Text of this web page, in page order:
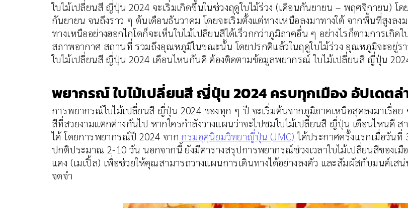
ใบไม้เปลี่ยนสี ญี่ปุ่น 2024 จะเริ่มเกิดขึ้นในช่วงฤดูใบไม้ร่วง (เดือนกันยายน – พฤศจิกายน) โ
กันยายน จนถึงราว ๆ ต้นเดือนธันวาคม โดยจะเริ่มตั้งแต่ทางเหนือลงมาทางใต้ จากพื้นที่สูงล
ทางเหนืออย่างฮอกไกโดก็จะเห็นใบไม้เปลี่ยนสีได้เร็วกกว่าภูมิภาคอื่น ๆ อย่างไรก็ตามการเกิ
สภาพอากาศ สถานที่ รวมถึงอุณหภูมิในขณะนั้น โดยปรกติแล้วในฤดูใบไม้ร่วง อุณหภูมิจะอยู่ร
ใบไม้เปลี่ยนสี ญี่ปุ่น 2024 เดือนไหนกันดี ต้องติดตามข้อมูลพยากรณ์ ใบไม้เปลี่ยนสี ญี่ปุ่น
พยากรณ์ ใบไม้เปลี่ยนสี ญี่ปุ่น 2024 ครบทุกเมือง อัปเดตล่
การพยากรณ์ใบไม้เปลี่ยนสี ญี่ปุ่น 2024 ของทุก ๆ ปี จะเริ่มต้นจากภูมิภาคเหนือสุดลงมาเรื่อย
สีที่สวยงามแตกต่างกันไป หากใครกำลังวางแผนว่าจะไปชมใบไม้เปลี่ยนสี ญี่ปุ่น เดือนไหนดี
ได้ โดยการพยากรณ์ปี 2024 จาก กรมอุตุนิยมวิทยาญี่ปุ่น (JMC) ได้ประกาศครั้งแรกเมื่อวันที่
ปกติประมาณ 2-10 วัน นอกจากนี้ ยังมีตารางสรุปการพยากรณ์ช่วงเวลาใบไม้เปลี่ยนสีของเมื
แดง (เมเปิ้ล) เพื่อช่วยให้คุณสามารถวางแผนการเดินทางได้อย่างลงตัว และสัมผัสกับมนต์เส
จดจำ